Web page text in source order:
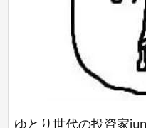
ゆとり世代の投資家